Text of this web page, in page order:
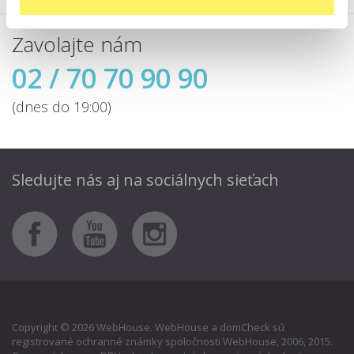
Zavolajte nám
02 / 70 70 90 90
(dnes do 19:00)
Sledujte nás aj na sociálnych sieťach
Copyright © 2026 WebHouse. WebHouse a domCheck sú
registrované ochranné známky spoločnosti WebHouse, 2006, 2015.